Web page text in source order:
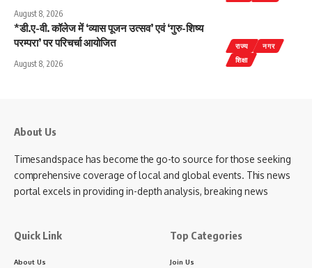
August 8, 2026
राज्य
नगर
शिक्षा
*डी.ए-वी. कॉलेज में ‘व्यास पूजन उत्सव’ एवं ‘गुरु-शिष्य
परम्परा’ पर परिचर्चा आयोजित
August 8, 2026
About Us
Timesandspace has become the go-to source for those seeking
comprehensive coverage of local and global events. This news
portal excels in providing in-depth analysis, breaking news
Quick Link
About Us
Top Categories
Join Us